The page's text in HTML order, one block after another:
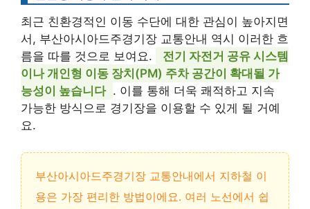
최근 친환경적인 이동 수단에 대한 관심이 높아지면
서, 부산아시아드주경기장 교통안내 역시 이러한 흐
름을 따를 것으로 보여요.
전기 자전거 공유 시스템
이나 개인형 이동 장치(PM) 주차 공간이 확대될 가
능성이 높습니다 . 이를 통해 더욱 쾌적하고 지속
가능한 방식으로 경기장을 이용할 수 있게 될 거예
요.
부산아시아드주경기장 교통안내에서 지하철 이
용은 가장 편리한 방법이에요. 여러 노선에서 쉽